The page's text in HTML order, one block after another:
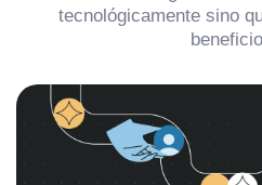
tecnológicamente sino